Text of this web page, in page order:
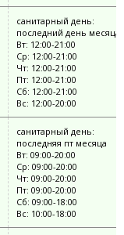
санитарный день:
последний день месяца
Вт: 12:00-21:00
Ср: 12:00-21:00
Чт: 12:00-21:00
Пт: 12:00-21:00
Сб: 12:00-21:00
Вс: 12:00-20:00
санитарный день:
последняя пт месяца
Вт: 09:00-20:00
Ср: 09:00-20:00
Чт: 09:00-20:00
Пт: 09:00-20:00
Сб: 09:00-18:00
Вс: 10:00-18:00